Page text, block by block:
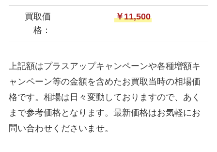
買取価
格：
￥11,500
上記額はプラスアップキャンペーンや各種増額キ
ャンペーン等の金額を含めたお買取当時の相場価
格です。相場は日々変動しておりますので、あく
まで参考価格となります。最新価格はお気軽にお
問い合わせくださいませ。